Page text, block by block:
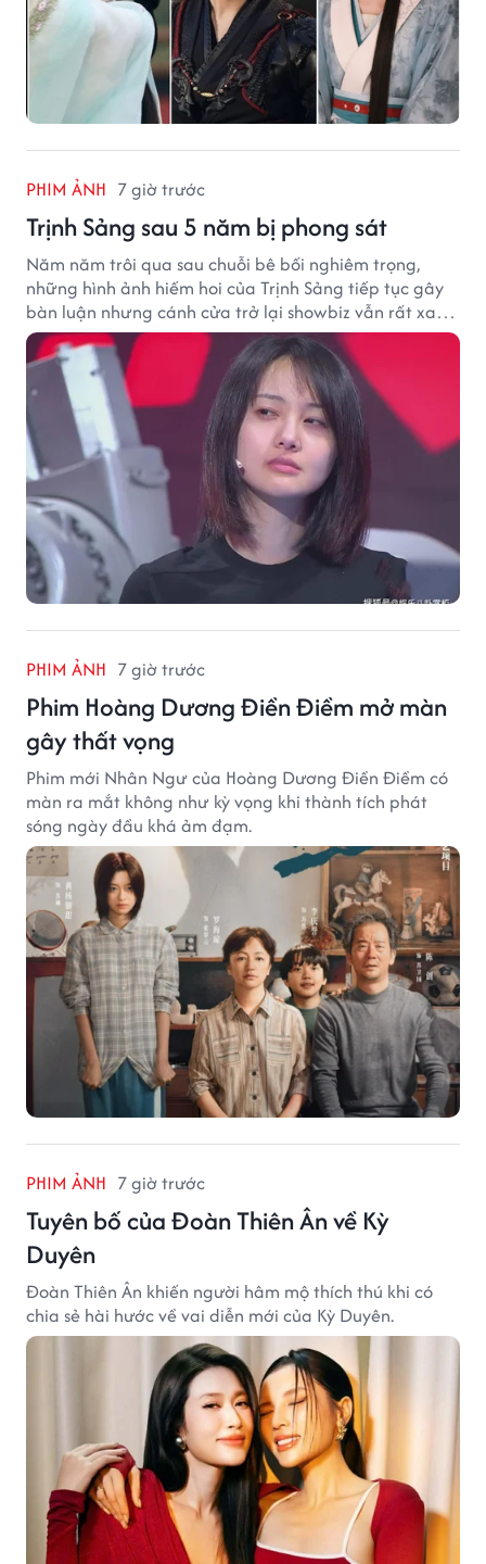
PHIM ẢNH 7 giờ trước
Trịnh Sảng sau 5 năm bị phong sát
Năm năm trôi qua sau chuỗi bê bối nghiêm trọng,
những hình ảnh hiếm hoi của Trịnh Sảng tiếp tục gây
bàn luận nhưng cánh cửa trở lại showbiz vẫn rất xa
vời.
PHIM ẢNH 7 giờ trước
Phim Hoàng Dương Điền Điềm mở màn
gây thất vọng
Phim mới Nhân Ngư của Hoàng Dương Điền Điềm có
màn ra mắt không như kỳ vọng khi thành tích phát
sóng ngày đầu khá ảm đạm.
PHIM ẢNH 7 giờ trước
Tuyên bố của Đoàn Thiên Ân về Kỳ
Duyên
Đoàn Thiên Ân khiến người hâm mộ thích thú khi có
chia sẻ hài hước về vai diễn mới của Kỳ Duyên.